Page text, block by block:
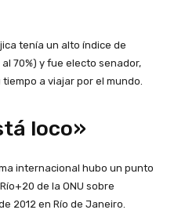
tenía un alto índice de
70%) y fue electo senador,
a viajar por el mundo.
loco»
internacional hubo un punto
de la ONU sobre
2012 en Río de Janeiro.